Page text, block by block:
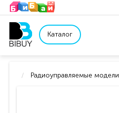
Каталог
Радиоуправляемые модели